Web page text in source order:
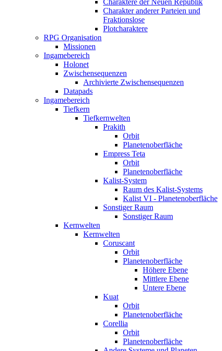
Charakter anderer Parteien und
Fraktionslose
Plotcharaktere
RPG Organisation
Missionen
Ingamebereich
Holonet
Zwischensequenzen
Archivierte Zwischensequenzen
Datapads
Ingamebereich
Tiefkern
Tiefkernwelten
Prakith
Orbit
Planetenoberfläche
Empress Teta
Orbit
Planetenoberfläche
Kalist-System
Raum des Kalist-Systems
Kalist VI - Planetenoberfläche
Sonstiger Raum
Sonstiger Raum
Kernwelten
Kernwelten
Coruscant
Orbit
Planetenoberfläche
Höhere Ebene
Mittlere Ebene
Untere Ebene
Kuat
Orbit
Planetenoberfläche
Corellia
Orbit
Planetenoberfläche